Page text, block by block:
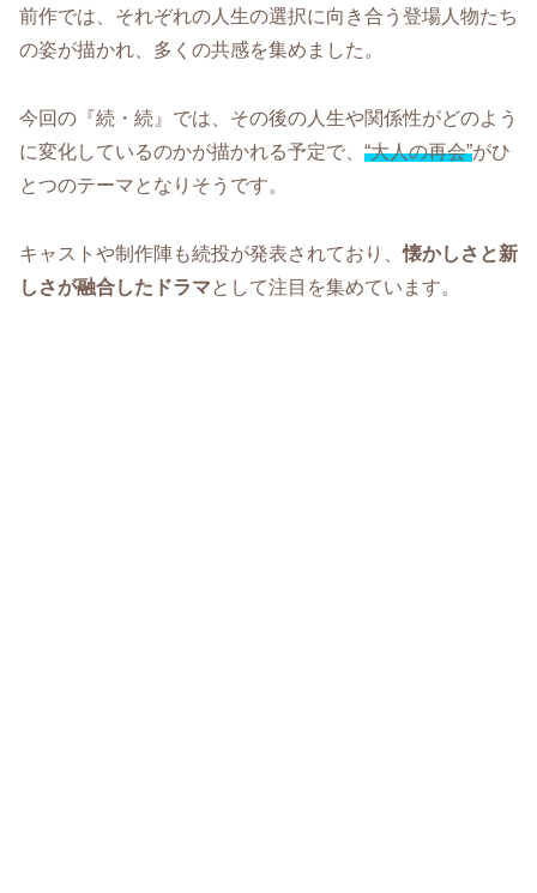
前作では、それぞれの人生の選択に向き合う登場人物たち
の姿が描かれ、多くの共感を集めました。
今回の『続・続』では、その後の人生や関係性がどのよう
に変化しているのかが描かれる予定で、 “大人の再会”がひ
とつのテーマとなりそうです。
キャストや制作陣も続投が発表されており、懐かしさと新
しさが融合したドラマとして注目を集めています。